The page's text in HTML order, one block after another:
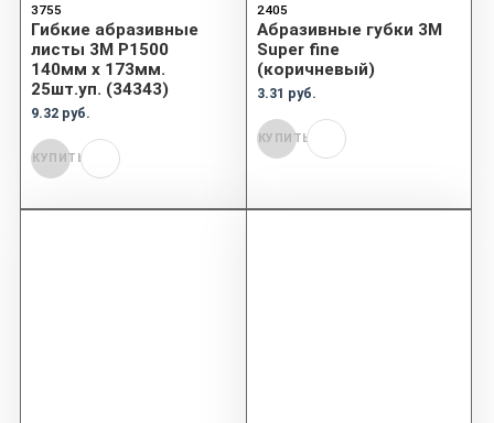
3755
Гибкие абразивные
листы 3М P1500
140мм х 173мм.
25шт.уп. (34343)
9.32 руб.
КУПИТЬ
2405
Абразивные губки 3М
Super fine
(коричневый)
3.31 руб.
КУПИТЬ